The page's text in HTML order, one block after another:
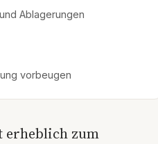
Ablagerungen
vorbeugen
erheblich zum